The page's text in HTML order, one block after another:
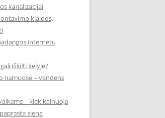
kanalizacijai
klaidos,
internetu
iškilti kelyje?
namuose – vandens
– kiek kainuoja
siena